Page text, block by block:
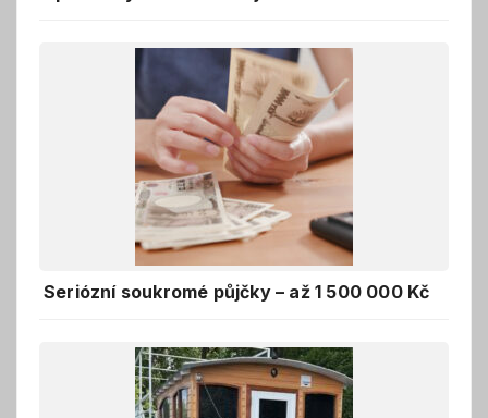
Seriózní soukromé půjčky – až 1 500 000 Kč